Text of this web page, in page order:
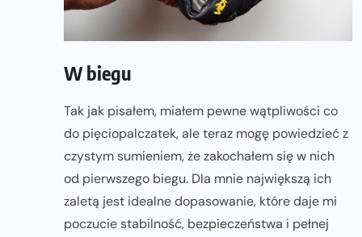
W biegu
Tak jak pisałem, miałem pewne wątpliwości co
do pięciopalczatek, ale teraz mogę powiedzieć z
czystym sumieniem, że zakochałem się w nich
od pierwszego biegu. Dla mnie największą ich
zaletą jest idealne dopasowanie, które daje mi
poczucie stabilność, bezpieczeństwa i pełnej